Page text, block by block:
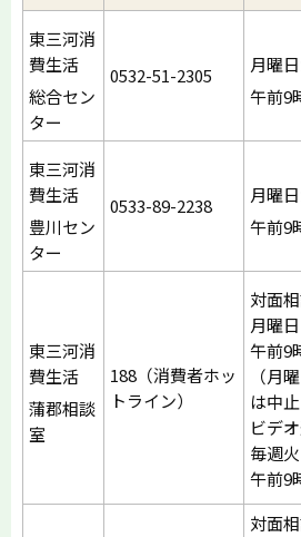
東三河消
費生活
総合セン
ター
0532-51-2305
月曜
午前9
東三河消
費生活
豊川セン
ター
0533-89-2238
月曜
午前9
東三河消
費生活
蒲郡相談
室
188（消費者ホッ
トライン）
対面
月曜
午前9
（月
は中
ビデ
毎週
午前9
対面